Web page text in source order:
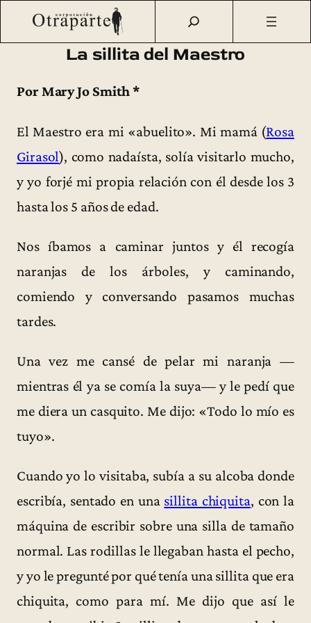
Saltar
Otraparte.org /Fernando González /Vida
La sillita del
La sillita del Maestro
Por Mary Jo Smith *
El Maestro era mi «abuelito». Mi mamá (Rosa
Girasol), como nadaísta, solía visitarlo mucho,
y yo forjé mi propia relación con él desde los 3
hasta los 5 años de edad.
Nos íbamos a caminar juntos y él recogía
naranjas de los árboles, y caminando,
comiendo y conversando pasamos muchas
tardes.
Una vez me cansé de pelar mi naranja —
mientras él ya se comía la suya— y le pedí que
me diera un casquito. Me dijo: «Todo lo mío es
tuyo».
Cuando yo lo visitaba, subía a su alcoba donde
escribía, sentado en una sillita chiquita, con la
máquina de escribir sobre una silla de tamaño
normal. Las rodillas le llegaban hasta el pecho,
y yo le pregunté por qué tenía una sillita que era
chiquita, como para mí. Me dijo que así le